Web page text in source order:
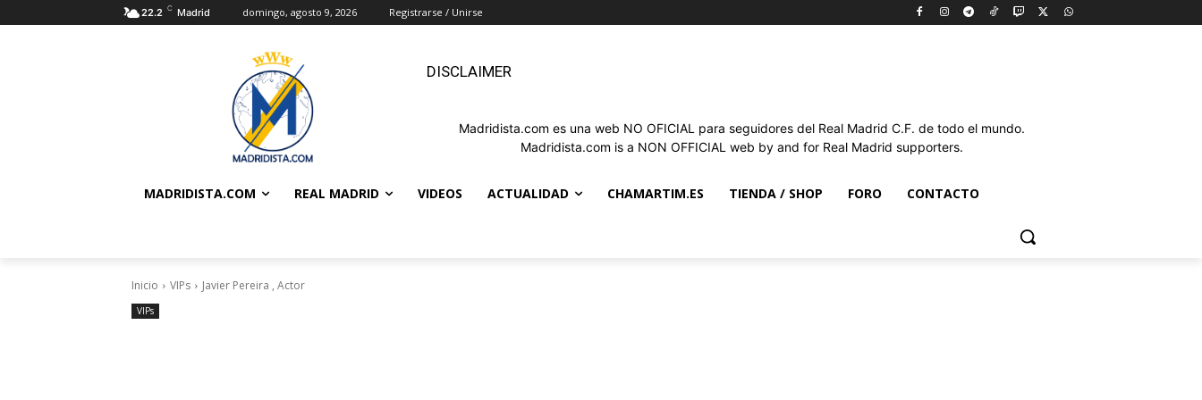
22.2 C Madrid domingo, agosto 9, 2026 Registrarse / Unirse
DISCLAIMER
Madridista.com es una web NO OFICIAL para seguidores del Real Madrid C.F. de todo el mundo.
Madridista.com is a NON OFFICIAL web by and for Real Madrid supporters.
MADRIDISTA.COM REAL MADRID VIDEOS ACTUALIDAD CHAMARTIM.ES TIENDA / SHOP FORO CONTACTO
Inicio VIPs Javier Pereira , Actor
VIPs